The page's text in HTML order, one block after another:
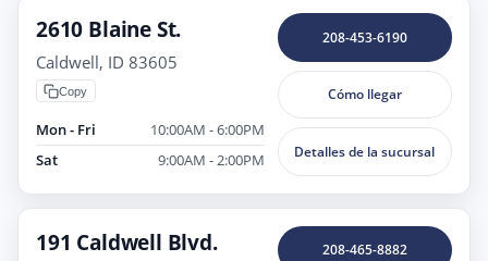
2610 Blaine St.
Caldwell, ID 83605
Copy
Mon - Fri
10:00AM - 6:00PM
Sat
9:00AM - 2:00PM
208-453-6190
Cómo llegar
Detalles de la sucursal
191 Caldwell Blvd. 208-465-8882